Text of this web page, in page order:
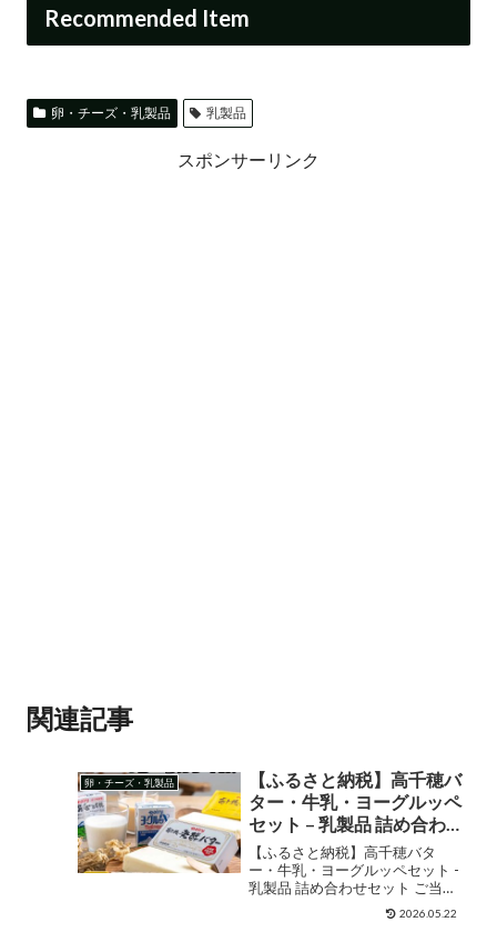
Recommended Item
卵・チーズ・乳製品 乳製品
スポンサーリンク
関連記事
卵・チーズ・乳製品
【ふるさと納税】高千穂バ
ター・牛乳・ヨーグルッペ
セット – 乳製品 詰め合わせ
セット ご当地ドリンク 乳
酸菌飲料 有塩バター 発酵
バター 食べ比べ 成分無調
整牛乳 常温保存 国産 お中
【ふるさと納税】高千穂バタ
ー・牛乳・ヨーグルッペセット -
乳製品 詰め合わせセット ご当地
ドリンク 乳酸菌飲料 有塩バター
発酵バター 食べ比べ 成分無調整
2026.05.22